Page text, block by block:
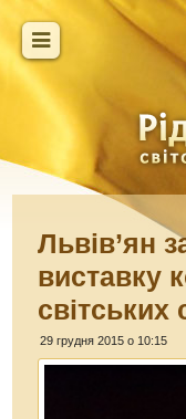
Львів’ян
виставку
світських
29 грудня 2015 о 10:15